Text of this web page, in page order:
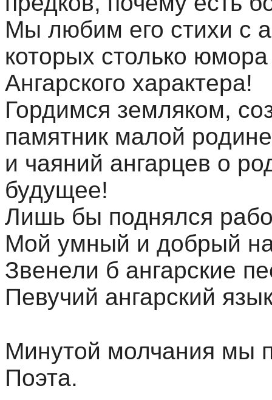
Мы любим его стихи с
которых столько
Ангарского характера!
Гордимся земляком,
памятник малой
и чаяний ангарцев о
будущее!
Лишь бы поднялся
Мой умный и добрый
Звенели б ангарские
Певучий ангарский
Минутой молчания мы
Поэта.